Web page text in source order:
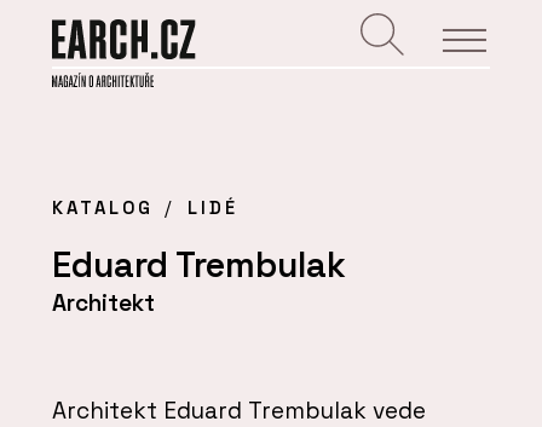
KATALOG LIDÉ
Eduard Trembulak
Architekt
Architekt Eduard Trembulak vede